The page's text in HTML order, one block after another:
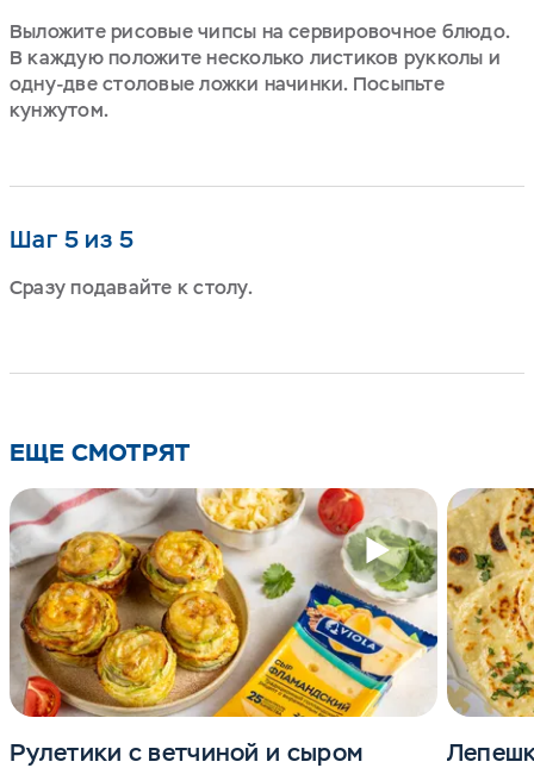
Выложите рисовые чипсы на сервировочное блюдо.
В каждую положите несколько листиков рукколы и
одну-две столовые ложки начинки. Посыпьте
кунжутом.
Шаг 5 из 5
Сразу подавайте к столу.
ЕЩЕ СМОТРЯТ
Рулетики с ветчиной и сыром